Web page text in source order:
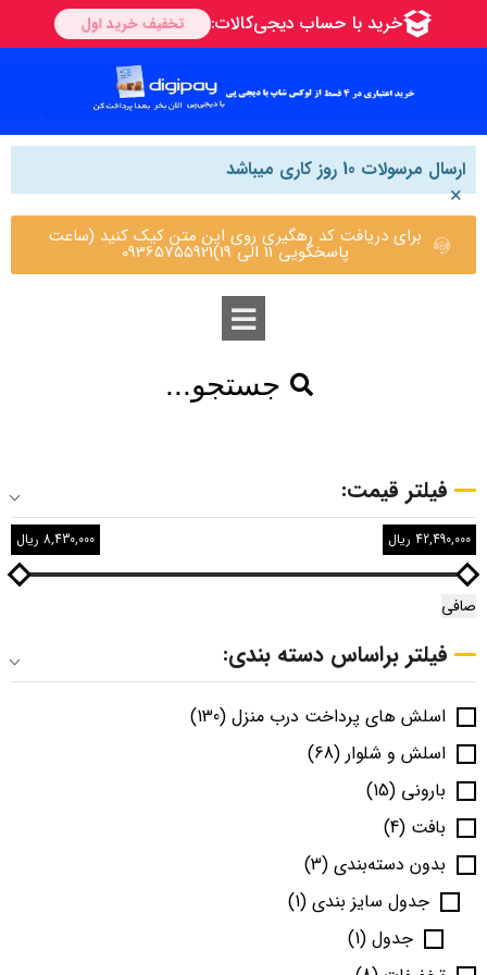
ارسال مرسولات 10 روز کاری میباشد
×
برای دریافت کد رهگیری روی این متن کیک کنید (ساعت
پاسخگویی 11 الی 19)09365755921
جستجو...
فیلتر قیمت:
صافی
8,430,000 ریال 42,490,000 ریال
فیلتر براساس دسته بندی:
اسلش های پرداخت درب منزل (130)
اسلش و شلوار (68)
بارونی (15)
بافت (4)
بدون دسته‌بندی (3)
جدول سایز بندی (1)
جدول (1)